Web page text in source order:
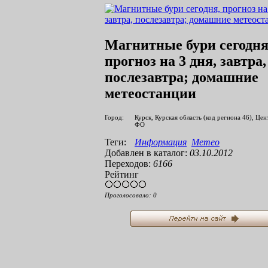
Магнитные бури
прогноз на 3 дня, завтра,
послезавтра; домашние
метеостанции
Город:
Курск, Курская область (код региона 46),
ФО
Теги: Информация Метео
Добавлен в каталог: 03.10.2012
Переходов: 6166
Рейтинг
Проголосовало: 0